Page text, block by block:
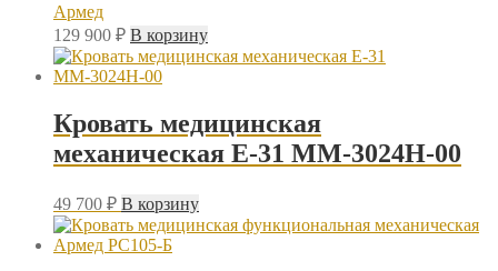
Армед
129 900 ₽ В корзину
Кровать медицинская
механическая Е-31 ММ-3024Н-00
49 700 ₽ В корзину